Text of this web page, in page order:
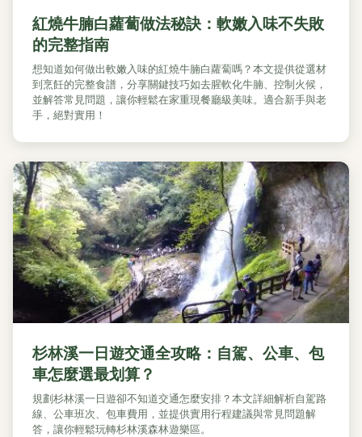
紅燒牛腩白蘿蔔做法秘訣：軟嫩入味不失敗
的完整指南
想知道如何做出軟嫩入味的紅燒牛腩白蘿蔔嗎？本文提供從選材
到烹飪的完整食譜，分享關鍵技巧如去腥軟化牛腩、控制火候，
並解答常見問題，讓你輕鬆在家重現餐廳級美味。適合新手與老
手，絕對實用！
杉林溪一日遊交通全攻略：自駕、公車、包
車怎麼選最划算？
規劃杉林溪一日遊卻不知道交通怎麼安排？本文詳細解析自駕路
線、公車班次、包車費用，並提供實用行程建議與常見問題解
答，讓你輕鬆玩轉杉林溪森林遊樂區。